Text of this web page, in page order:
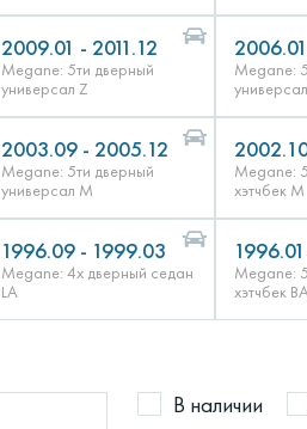
2009.01 - 2011.12
Megane: 5ти дверный
универсал Z
Megane:
2003.09 - 2005.12
Megane: 5ти дверный
универсал M
Megane:
хэтчбек M
1996.09 - 1999.03
Megane: 4х дверный седан
LA
Megane:
хэтчбек
В наличии